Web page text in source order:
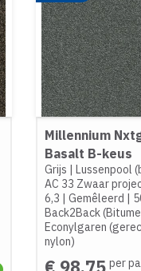
Millennium
Basalt B-keus
Grijs | Lussenpool
AC 33 Zwaar
6,3 | Gemêleerd |
Back2Back
Econylgaren
nylon)
per